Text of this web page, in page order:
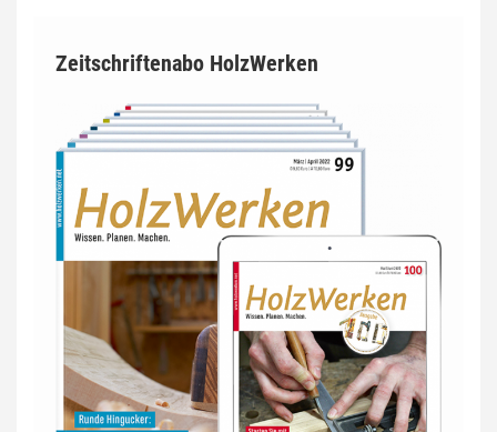
Zeitschriftenabo HolzWerken